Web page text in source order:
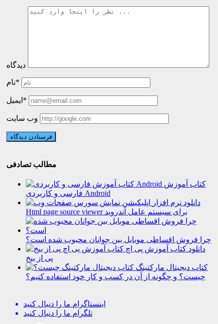
دیدگاه
نام*
ایمیل*
وب سایت
مطالب تصادفی
کتاب آموزش
فارسی و کاربردی Android
دانلود نرم افزار
Html page source viewer برای سیستم عامل اَندروید
چرا فروش اقساطی موبایل بین جوانان محبوب شده است؟
دانلود کتاب آموزش پی اچ
پی از بیخ
کتاب دیجیتال مارکتینگ
چیست؟ و چگونه از آن در کسب و کار خود استفاده کنیم؟
اینستاگرام ما را دنبال کنید
تلگرام ما را دنبال کنید